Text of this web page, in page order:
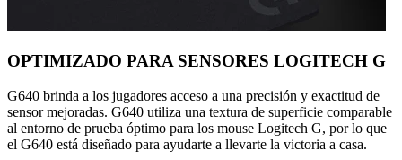
OPTIMIZADO PARA SENSORES LOGITECH G
G640 brinda a los jugadores acceso a una precisión y exactitud de
sensor mejoradas. G640 utiliza una textura de superficie comparable
al entorno de prueba óptimo para los mouse Logitech G, por lo que
el G640 está diseñado para ayudarte a llevarte la victoria a casa.